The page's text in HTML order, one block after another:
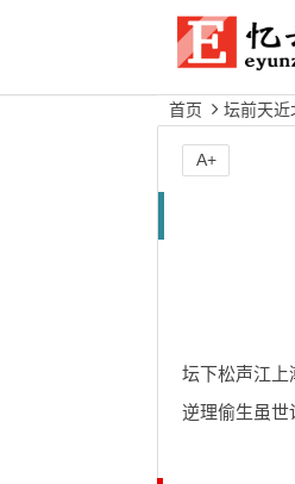
首页 坛前天近
坛下松声江上
逆理偷生虽世
A+